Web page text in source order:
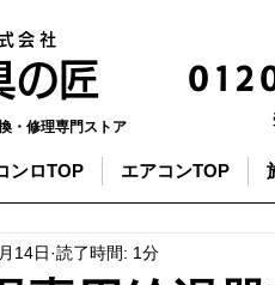
会社
の匠
・修理専門ストア
ンロTOP エアコンTOP
14日 読了時間: 1分